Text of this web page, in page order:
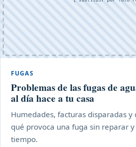
FUGAS
Problemas de las fugas de
al día hace a tu casa
Humedades, facturas disparadas y
qué provoca una fuga sin reparar
tiempo.